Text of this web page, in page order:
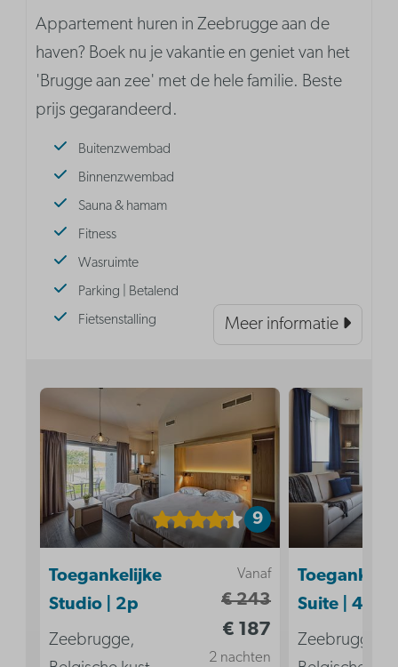
Appartement huren in Zeebrugge aan de
haven? Boek nu je vakantie en geniet van het
'Brugge aan zee' met de hele familie. Beste
prijs gegarandeerd.
Buitenzwembad
Binnenzwembad
Sauna & hamam
Fitness
Wasruimte
Parking | Betalend
Fietsenstalling
Meer informatie
9
Vanaf
€ 243
€ 187
2 nachten
Toegankelijke
Studio | 2p
Zeebrugge,
Suite | 4p
Zeebrugge,